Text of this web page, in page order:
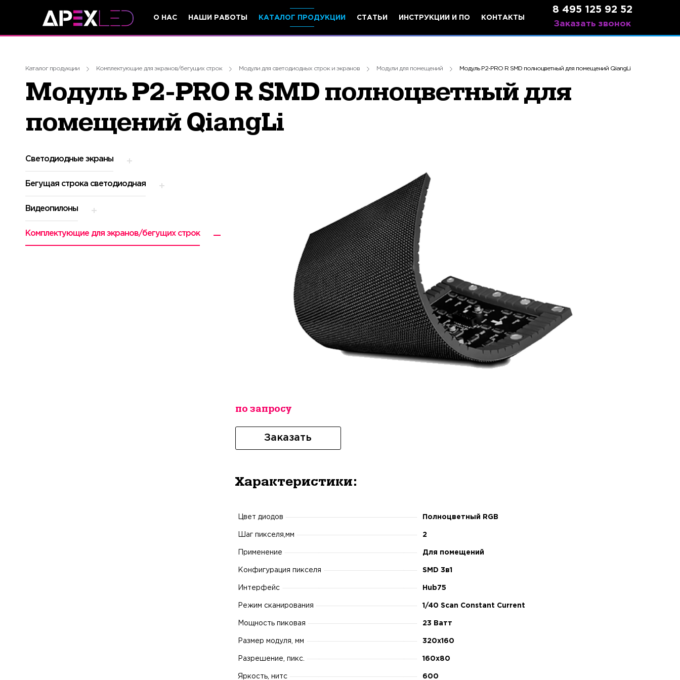
О НАС НАШИ РАБОТЫ КАТАЛОГ ПРОДУКЦИИ СТАТЬИ ИНСТРУКЦИИ И ПО КОНТАКТЫ
8 495 125 92 52
Заказать звонок
Каталог продукции Комплектующие для экранов/бегущих строк Модули для светодиодных строк и экранов Модули для помещений Модуль P2-PRO R SMD полноцветный для помещений QiangLi
Модуль P2-PRO R SMD полноцветный для
помещений QiangLi
Светодиодные экраны
Бегущая строка светодиодная
Видеопилоны
Комплектующие для экранов/бегущих строк
по запросу
Заказать
Характеристики:
Цвет диодов Полноцветный RGB
Шаг пикселя,мм 2
Применение Для помещений
Конфигурация пикселя SMD 3в1
Интерфейс Hub75
Режим сканирования 1/40 Scan Constant Current
Мощность пиковая 23 Ватт
Размер модуля, мм 320х160
Разрешение, пикс. 160х80
Яркость, нитс 600